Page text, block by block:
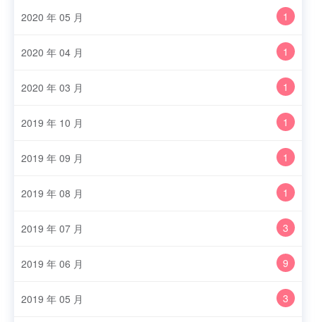
2020 年 05 月 1
2020 年 04 月 1
2020 年 03 月 1
2019 年 10 月 1
2019 年 09 月 1
2019 年 08 月 1
2019 年 07 月 3
2019 年 06 月 9
2019 年 05 月 3